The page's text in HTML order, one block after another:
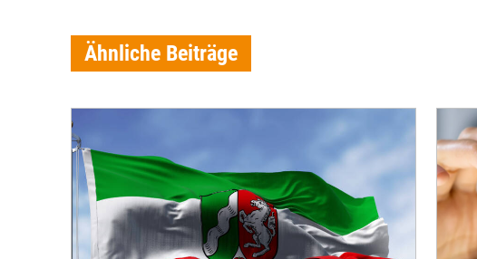
Ähnliche Beiträge